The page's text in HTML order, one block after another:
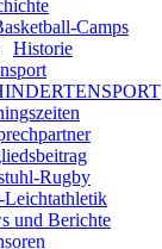
Camps
Historie
Rugby
Leichtathletik
und Berichte